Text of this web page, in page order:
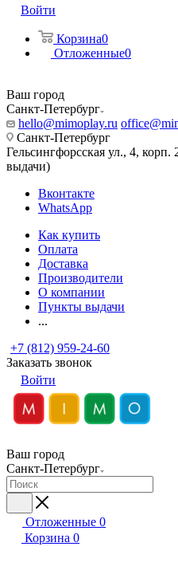
Войти
Корзина0
Отложенные0
Ваш город
Санкт-Петербург
hello@mimoplay.ru
Санкт-Петербург
Гельсингфорсская ул., 4,
выдачи)
Вконтакте
WhatsApp
Как купить
Оплата
Доставка
Производители
О компании
Пункты выдачи
...
+7 (812) 959-24-60
Заказать звонок
Войти
Ваш город
Санкт-Петербург
Отложенные 0
Корзина 0